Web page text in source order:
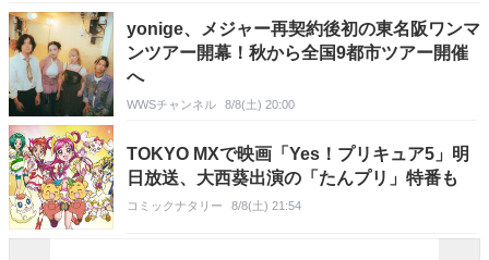
yonige、メジャー再契約後初の東名阪ワンマ
ンツアー開幕！秋から全国9都市ツアー開催
へ
WWSチャンネル 8/8(土) 20:00
TOKYO MXで映画「Yes！プリキュア5」明
日放送、大西葵出演の「たんプリ」特番も
コミックナタリー 8/8(土) 21:54